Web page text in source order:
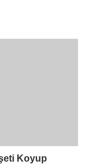
Koyup